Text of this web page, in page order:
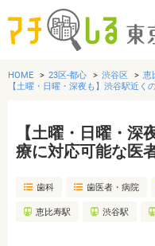
グルメ
美容・健康
HOME 23区-都心 渋谷区 恵
【土曜・日曜・深夜も】渋谷駅近く
【土曜・日曜・深
療に対応可能な医
歯科 歯医者・病院
恵比寿駅 渋谷駅